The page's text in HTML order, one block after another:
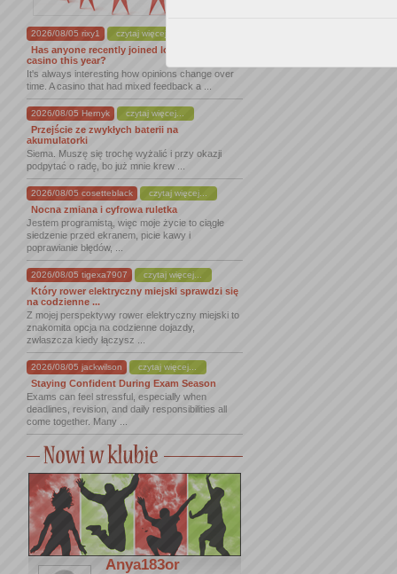
2026/08/05 rixy1 czytaj więcej...
Has anyone recently joined lordofspins
casino this year?
It's always interesting how opinions change over
time. A casino that had mixed feedback a ...
2026/08/05 Hernyk czytaj więcej...
Przejście ze zwykłych baterii na
akumulatorki
Siema. Muszę się trochę wyżalić i przy okazji
podpytać o radę, bo już mnie krew ...
2026/08/05 cosetteblack czytaj więcej...
Nocna zmiana i cyfrowa ruletka
Jestem programistą, więc moje życie to ciągłe
siedzenie przed ekranem, picie kawy i
poprawianie błędów, ...
2026/08/05 tigexa7907 czytaj więcej...
Który rower elektryczny miejski sprawdzi się
na codzienne ...
Z mojej perspektywy rower elektryczny miejski to
znakomita opcja na codzienne dojazdy,
zwłaszcza kiedy łączysz ...
2026/08/05 jackwilson czytaj więcej...
Staying Confident During Exam Season
Exams can feel stressful, especially when
deadlines, revision, and daily responsibilities all
come together. Many ...
Anya183or